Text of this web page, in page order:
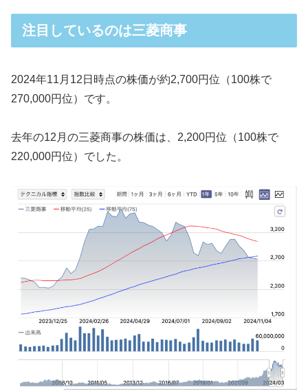
注目しているのは三菱商事
2024年11月12日時点の株価が約2,700円位（100株で
270,000円位）です。
去年の12月の三菱商事の株価は、2,200円位（100株で
220,000円位）でした。